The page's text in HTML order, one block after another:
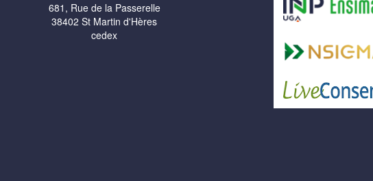
681, Rue de la Passerelle
38402 St Martin d'Hères
cedex